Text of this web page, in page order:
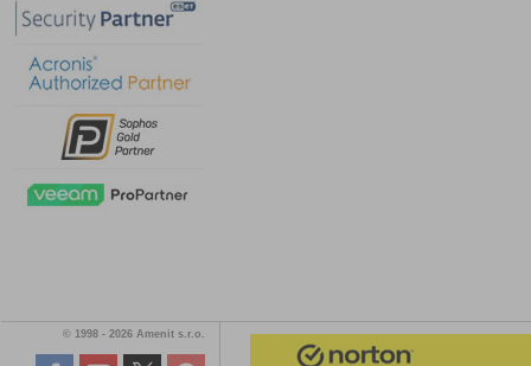
© 1998 - 2026 Amenit s.r.o.